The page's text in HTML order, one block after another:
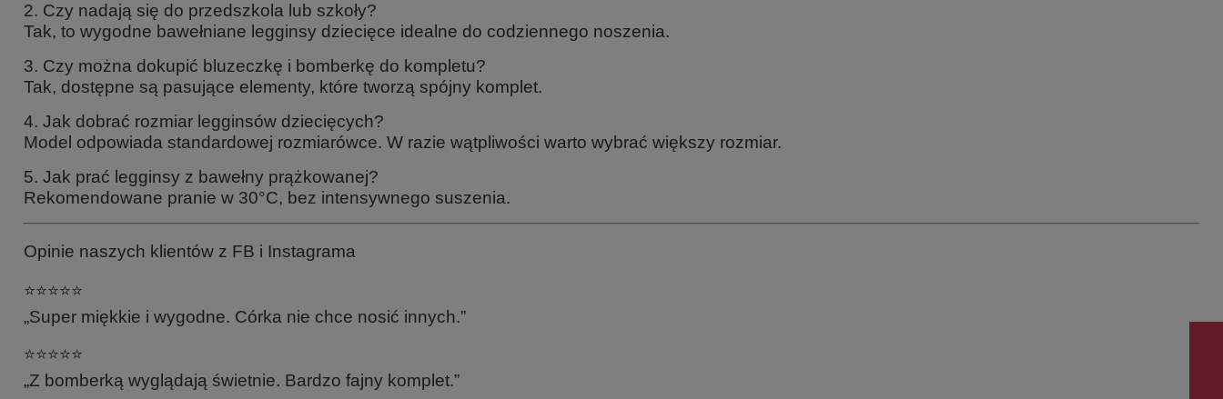
2. Czy nadają się do przedszkola lub szkoły?
Tak, to wygodne bawełniane legginsy dziecięce idealne do codziennego noszenia.
3. Czy można dokupić bluzeczkę i bomberkę do kompletu?
Tak, dostępne są pasujące elementy, które tworzą spójny komplet.
4. Jak dobrać rozmiar legginsów dziecięcych?
Model odpowiada standardowej rozmiarówce. W razie wątpliwości warto wybrać większy rozmiar.
5. Jak prać legginsy z bawełny prążkowanej?
Rekomendowane pranie w 30°C, bez intensywnego suszenia.
Opinie naszych klientów z FB i Instagrama
⭐️⭐️⭐️⭐️⭐️
„Super miękkie i wygodne. Córka nie chce nosić innych.”
⭐️⭐️⭐️⭐️⭐️
„Z bomberką wyglądają świetnie. Bardzo fajny komplet.”